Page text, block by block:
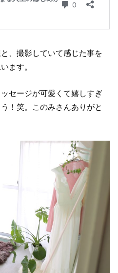
、撮影していて感じた事を
ます。
セージが可愛くて嬉しすぎ
！笑。このみさんありがと